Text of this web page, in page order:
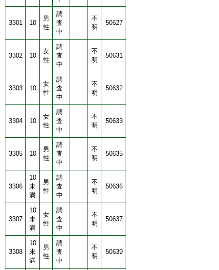
3301 10
男
性
調
査
中
不
明
50627
3302 10
女
性
調
査
中
不
明
50631
3303 10
女
性
調
査
中
不
明
50632
3304 10
女
性
調
査
中
不
明
50633
3305 10
男
性
調
査
中
不
明
50635
3306
10
未
満
男
性
調
査
中
不
明
50636
3307
10
未
満
女
性
調
査
中
不
明
50637
3308
10
未
満
男
性
調
査
中
不
明
50639